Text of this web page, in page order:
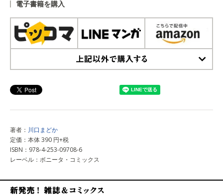
電子書籍を購入
著者： 川口まどか
定価：本体 390 円+税
ISBN：978-4-253-09708-6
レーベル：ボニータ・コミックス